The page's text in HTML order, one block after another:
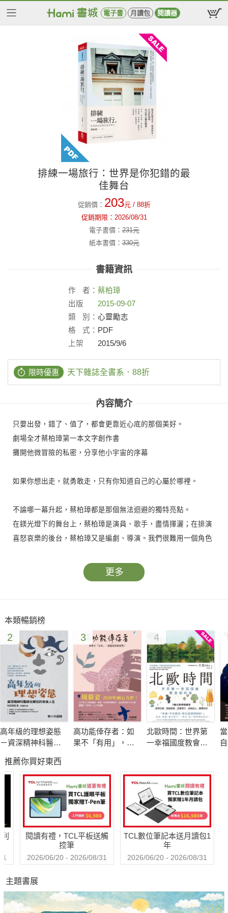
電子書 月讀包 閱讀器
排練一場旅行：世界是你犯錯的最
佳舞台
促銷價： 203元 / 88折
促銷期限： 2026/08/31
電子書價：231元
紙本書價：330元
書籍資訊
作 者： 蔡柏璋
出版
社：
2015-09-07
類
別： 心靈勵志
格
式： PDF
上架
2015/9/6
限時優惠 天下雜誌全書系．88折
內容簡介
只要出發，錯了、值了，都會更靠近心底的那個美好。
劇場全才蔡柏璋第一本文字創作書
攤開他微冒險的私密，分享他小宇宙的序幕
如果你想出走，就勇敢走，只有你知道自己的心屬於哪裡。
不論哪一幕升起，蔡柏璋都是那個無法迴避的獨特亮點。
在鎂光燈下的舞台上，蔡柏璋是演員、歌手，盡情揮灑；在排演
喜怒哀樂的後台，蔡柏璋又是編劇、導演。我們很難用一個角色
但十多年前，蔡柏璋還是標準台灣模子壓出來的「蔡小胖」，在
每一項傳統量尺上達標，但是不知如何讓自己滿意。他用戲劇挑
人生沒有標準答案，蔡柏璋勇敢給自己個說法，更能輕鬆精采。
作曲家王希文、漣漪人基金會創辦人朱平、台南人劇團藝術總監
呂柏伸、舞蹈家周書毅、亞洲知名女演員林依晨、劇作家紀蔚
然、作家陳思宏、台北市文化局局長倪重華、亞洲文化協會台灣
基金會執行長張元茜、編劇徐譽庭、TED×Taipei創辦人許毓仁、
辜公亮文教基金會董事長辜懷群、主持人&演員楊千霈、導演趙
德胤、索尼影業電視網台灣區行銷副理&專欄作家趙士麃、亞洲
音樂天后蔡依林、編導蔡宗翰、中信銀行信用金融執行長劉奕
創執行長蘇麗媚 齊聲推薦（按姓氏筆畫排列）
臺灣大學戲劇系第二屆，英國倫敦皇家中央演說暨戲劇學院
（Royal Central School of Speech and Drama, University of
London）音樂劇場（Music Theatre）碩士。現任台南人劇團聯
蔡柏璋是國內難得一見集編導演三項才華於一身的創作者，由他
擔綱演出的作品中多次獲得台新藝術獎的肯定，其中創作社《嬉
戲：Who-Ga-Sha-Ga》榮獲第三屆表演藝術的百萬首獎、《莎
更多
本類暢銷榜
2
高年級的理想姿態
－資深精神科醫師
3
高功能倖存者：如
果不「有用」，我
4
北歐時間：世界第
一幸福國度教會我
推薦你買好東西
閱讀有禮，TCL平板送觸
控筆
2026/06/20 - 2026/08/31
TCL數位筆記本送月讀包1
年
2026/06/20 - 2026/08/31
主題書展